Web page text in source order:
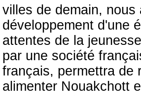
villes de demain,
développement d'une
attentes de la
par une société
français, permettra de
alimenter Nouakchott